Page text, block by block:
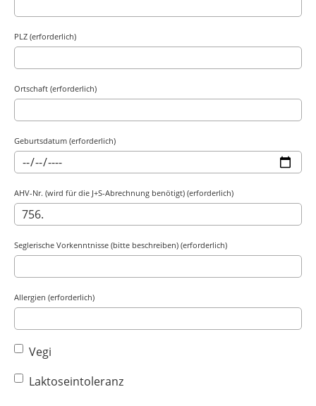
PLZ (erforderlich)
Ortschaft (erforderlich)
Geburtsdatum (erforderlich)
AHV-Nr. (wird für die J+S-Abrechnung benötigt) (erforderlich)
Seglerische Vorkenntnisse (bitte beschreiben) (erforderlich)
Allergien (erforderlich)
Vegi
Laktoseintoleranz